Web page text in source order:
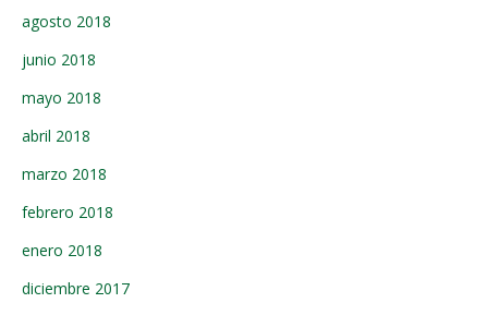
agosto 2018
junio 2018
mayo 2018
abril 2018
marzo 2018
febrero 2018
enero 2018
diciembre 2017